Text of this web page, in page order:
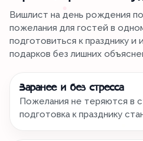
Вишлист на день рождения
пожелания для гостей в
подготовиться к празднику и
подарков без лишних
Заранее и без стресса
Пожелания не теряются в
подготовка к празднику